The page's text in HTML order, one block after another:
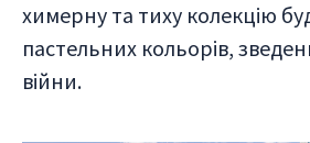
химерну та тиху колекцію
пастельних кольорів,
війни.